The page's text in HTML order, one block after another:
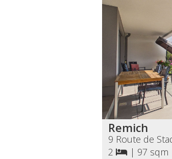
Remich
9 Route de
2
| 97 sqm